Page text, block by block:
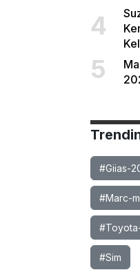
4
5
#Giias-
#Marc-
#Sim